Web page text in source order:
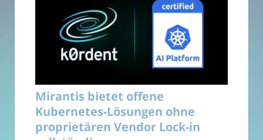
Mirantis bietet offene
Kubernetes-Lösungen ohne
proprietären Vendor Lock-in